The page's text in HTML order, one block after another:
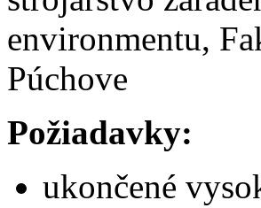
environmentu,
Púchove
Požiadavky:
ukončené